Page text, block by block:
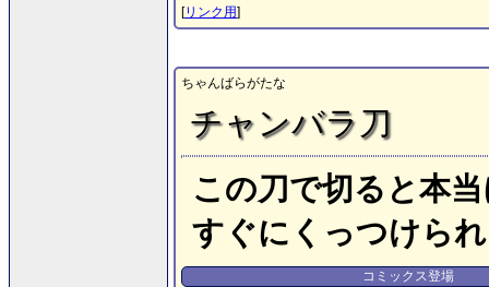
[リンク用]
ちゃんばらがたな
チャンバラ刀
この刀で切ると本
すぐにくっつけら
コミックス登場